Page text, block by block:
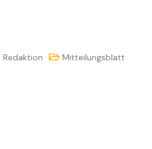
Redaktion Mitteilungsblatt